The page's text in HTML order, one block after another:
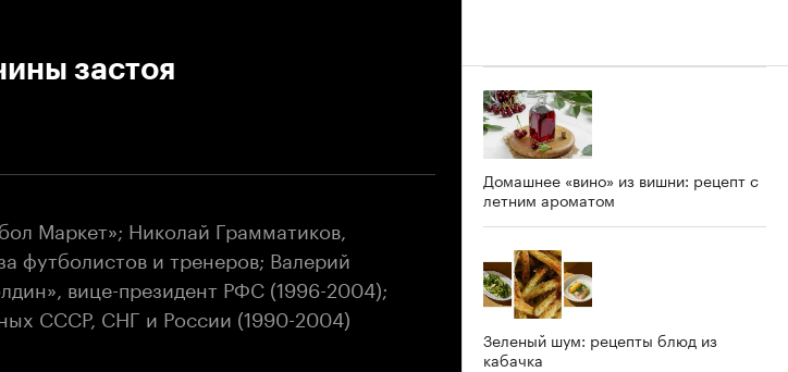
застоя
Маркет»; Николай Грамматиков,
футболистов и тренеров; Валерий
вице-президент РФС (1996-2004);
СССР, СНГ и России (1990-2004)
Домашнее «вино» из вишни: рецепт с
летним ароматом
Зеленый шум: рецепты блюд из
кабачка